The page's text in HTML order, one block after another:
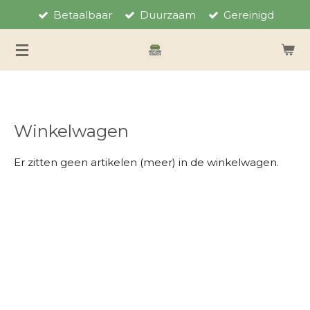
naar
de
Betaalbaar Duurzaam Gereinigd
Winkelwagen
Er zitten geen artikelen (meer) in de winkelwagen.